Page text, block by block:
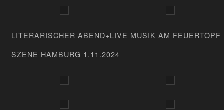
LITERARISCHER ABEND+LIVE MUSIK AM FEUERTOPF
SZENE HAMBURG 1.11.2024